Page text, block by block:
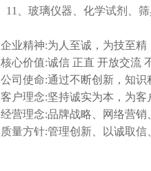
11、玻璃仪器、化学试剂、
企业精神:为人至诚，为技至
核心价值:诚信 正直 开放交流
公司使命:通过不断创新，知识
客户理念:坚持诚实为本，为客
经营理念:品牌战略、网络营
质量方针:管理创新、以诚取